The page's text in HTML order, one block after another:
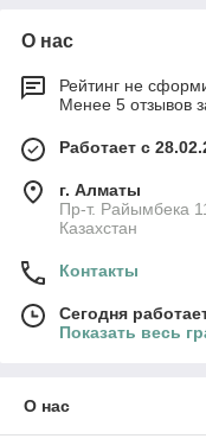
О нас
Рейтинг не
Менее 5 отзывов
Работает с
г. Алматы
Пр-т. Райымбека
Казахстан
Контакты
Сегодня
Показать весь
О нас